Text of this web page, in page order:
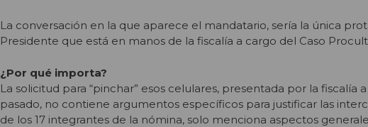
La conversación en la que aparece el mandatario, sería la única
Presidente que está en manos de la fiscalía a cargo del Caso
¿Por qué importa?
La solicitud para “pinchar” esos celulares, presentada por la fiscalía
pasado, no contiene argumentos específicos para justificar las
de los 17 integrantes de la nómina, solo menciona aspectos